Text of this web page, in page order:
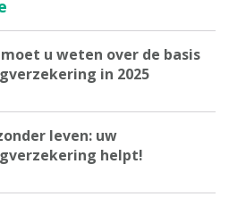
u weten over de basis
in 2025
leven: uw
helpt!